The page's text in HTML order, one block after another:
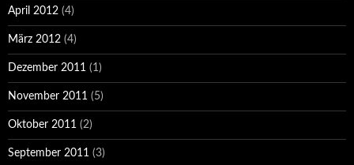
April 2012 (4)
März 2012 (4)
Dezember 2011 (1)
November 2011 (5)
Oktober 2011 (2)
September 2011 (3)